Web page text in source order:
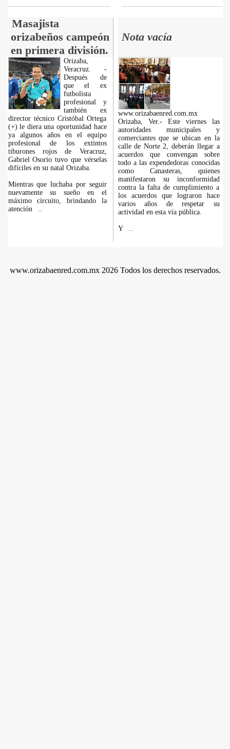
Masajista
orizabeños campeón
en primera división.
Nota vacía
Orizaba,
Veracruz. -
Después de
que el ex
futbolista
profesional y
también ex
director técnico Cristóbal Ortega
(+) le diera una oportunidad hace
ya algunos años en el equipo
profesional de los extintos
tiburones rojos de Veracruz,
Gabriel Osorio tuvo que vérselas
difíciles en su natal Orizaba.
Mientras que luchaba por seguir
nuevamente su sueño en el
máximo circuito, brindando la
atención
www.orizabaenred.com.mx
Orizaba, Ver.- Este viernes las
autoridades municipales y
comerciantes que se ubican en la
calle de Norte 2, deberán llegar a
acuerdos que convengan sobre
todo a las expendedoras conocidas
como Canasteras, quienes
manifestaron su inconformidad
contra la falta de cumplimiento a
los acuerdos que lograron hace
varios años de respetar su
actividad en esta vía pública.
Y
www.orizabaenred.com.mx 2026 Todos los derechos reservados.